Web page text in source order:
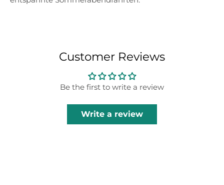
Customer Reviews
Be the first to write a review
Write a review